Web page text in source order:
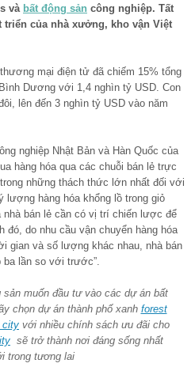
và bất động sản công nghiệp. Tất
của nhà xưởng, kho vận Việt
mại điện tử đã chiếm 15% tổng
Dương với 1,4 nghìn tỷ USD. Con
lên đến 3 nghìn tỷ USD vào năm
nghiệp Nhật Bản và Hàn Quốc của
hàng hóa qua các chuỗi bán lẻ trực
những thách thức lớn nhất đối với
hàng hóa khổng lồ trong giỏ
nhà bán lẻ cần có vị trí chiến lược để
đó, do nhu cầu vận chuyển hàng hóa
gian và số lượng khác nhau, nhà bán
ba lần so với trước”.
muốn đầu tư vào các dự án bất
chọn dự án thành phố xanh forest
city với nhiều chính sách ưu đãi cho
sẽ trở thành nơi đáng sống nhất
trong tương lai